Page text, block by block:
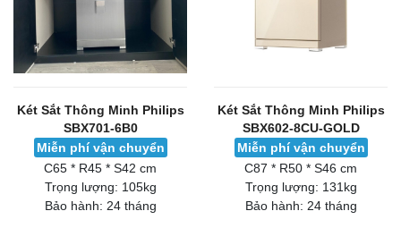
Két Sắt Thông Minh Philips
SBX701-6B0
Miễn phí vận chuyển
C65 * R45 * S42 cm
Trọng lượng: 105kg
Bảo hành: 24 tháng
Két Sắt Thông Minh Philips
SBX602-8CU-GOLD
Miễn phí vận chuyển
C87 * R50 * S46 cm
Trọng lượng: 131kg
Bảo hành: 24 tháng